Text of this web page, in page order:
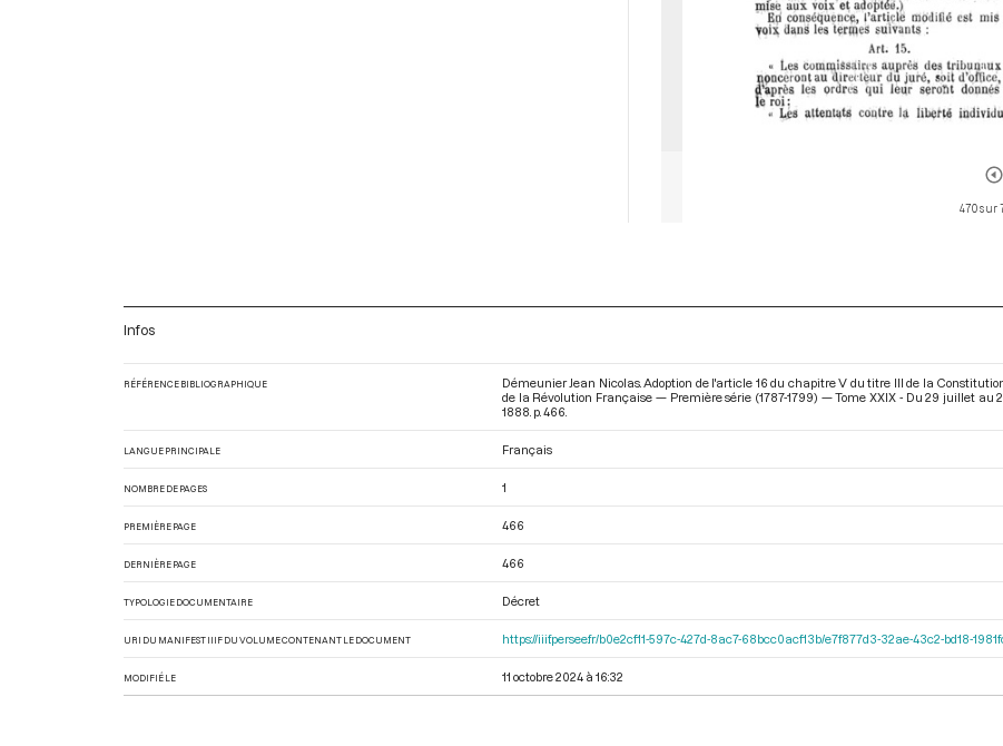
470 sur
Infos
RÉFÉRENCE BIBLIOGRAPHIQUE
Démeunier Jean Nicolas. Adoption de l'article 16 du chapitre V du titre III de la
de la Révolution Française — Première série (1787-1799) — Tome XXIX - Du 29 juillet au
1888. p. 466.
LANGUE PRINCIPALE Français
NOMBRE DE PAGES 1
PREMIÈRE PAGE 466
DERNIÈRE PAGE 466
TYPOLOGIE DOCUMENTAIRE Décret
URI DU MANIFEST IIIF DU VOLUME CONTENANT LE DOCUMENT https://iiif.persee.fr/b0e2cf11-597c-427d-8ac7-68bcc0acf13b/e7f877d3-32ae-43c2-bd18-
MODIFIÉ LE 11 octobre 2024 à 16:32